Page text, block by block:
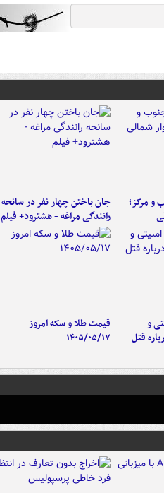
و مرکز؛
جان باختن چهار نفر در سانحه
رانندگی مراغه - هشترود+ فیلم
و
قتل
قیمت طلا و سکه امروز
۱۴۰۵/۰۵/۱۷